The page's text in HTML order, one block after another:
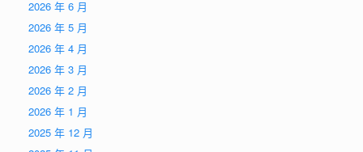
2026 年 6 月
2026 年 5 月
2026 年 4 月
2026 年 3 月
2026 年 2 月
2026 年 1 月
2025 年 12 月